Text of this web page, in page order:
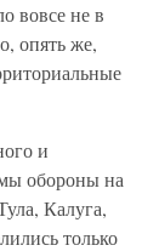
вовсе не в
опять же,
и
обороны на
Калуга,
только